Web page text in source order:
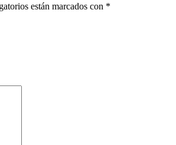
están marcados con *